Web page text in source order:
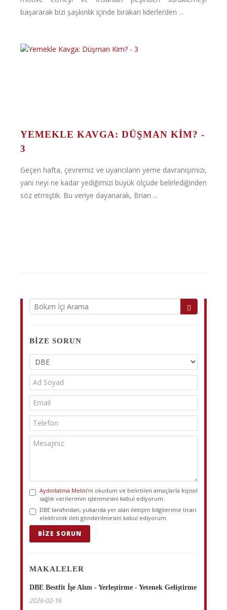
başararak bizi şaşkınlık içinde bırakan liderlerden ...
YEMEKLE KAVGA: DÜŞMAN KIM? -
3
Geçen hafta, çevremiz ve uyarıcıların yeme davranışımızı,
yani neyi ne kadar yediğimizi büyük ölçüde belirlediğinden
söz etmiştik. Bu veriye dayanarak, Brian ...
BIZE SORUN
Aydınlatma Metni’ni okudum ve belirtilen amaçlarla kişisel
sağlık verilerimin işlenmesini kabul ediyorum.
DBE tarafından, yukarıda yer alan iletişim bilgilerime ticari
elektronik ileti gönderilmesini kabul ediyorum.
BIZE SORUN
MAKALELER
DBE Bestfit İşe Alım - Yerleştirme - Yetenek Geliştirme
2026-02-16